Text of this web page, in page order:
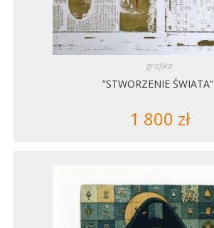
grafika
”STWORZENIE ŚWIATA”
1 800 zł